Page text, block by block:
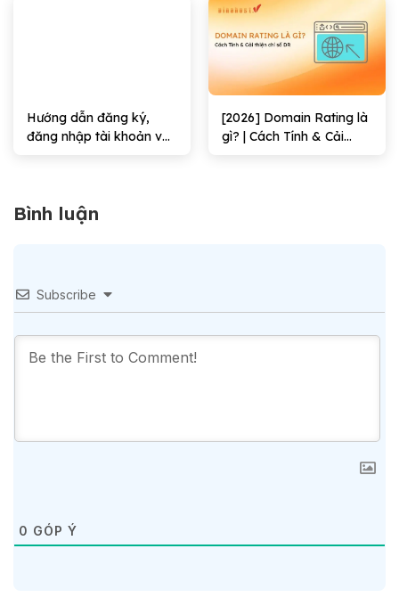
Hướng dẫn đăng ký,
đăng nhập tài khoản và
[2026] Domain Rating là
gì? | Cách Tính & Cải
Bình luận
Subscribe
0 GÓP Ý